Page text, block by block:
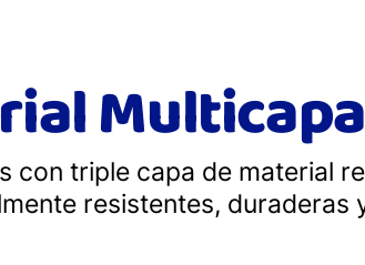
con triple capa de material
resistentes, duraderas